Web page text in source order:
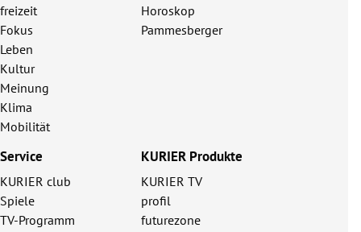
freizeit
Fokus
Leben
Kultur
Meinung
Klima
Mobilität
Horoskop
Pammesberger
Service
KURIER club
Spiele
TV-Programm
KURIER Produkte
KURIER TV
profil
futurezone